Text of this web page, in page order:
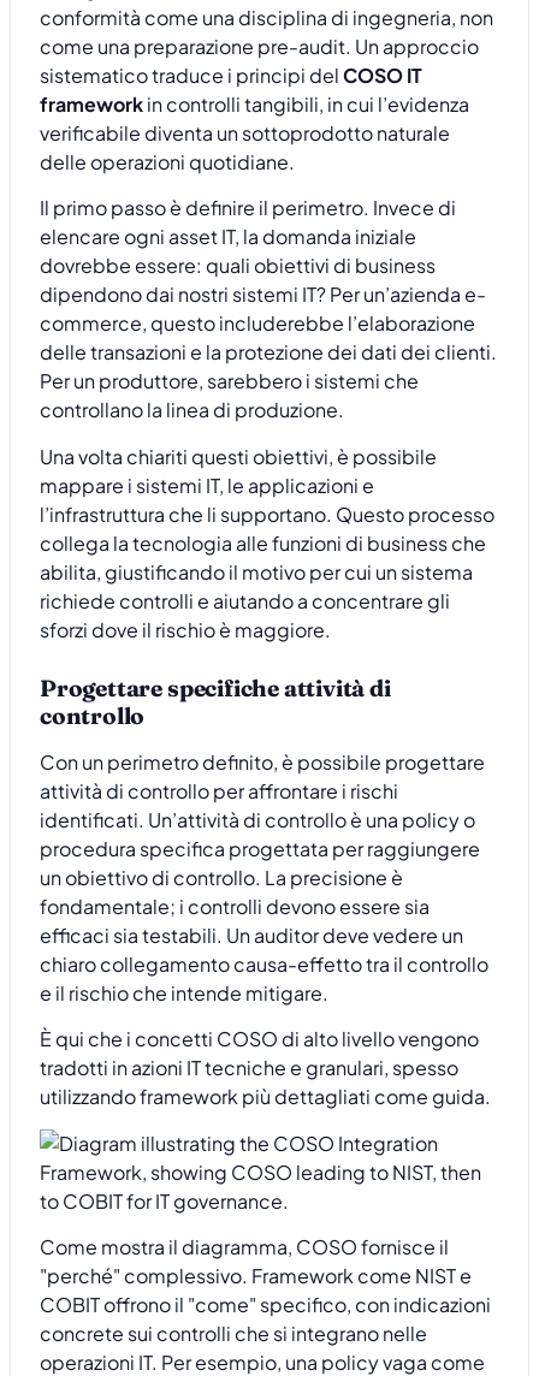
conformità come una disciplina di ingegneria, non
come una preparazione pre-audit. Un approccio
sistematico traduce i principi delCOSO IT
frameworkin controlli tangibili, in cui l’evidenza
verificabile diventa un sottoprodotto naturale
delle operazioni quotidiane.
Il primo passo è definire il perimetro. Invece di
elencare ogni asset IT, la domanda iniziale
dovrebbe essere: quali obiettivi di business
dipendono dai nostri sistemi IT? Per un’azienda e-
commerce, questo includerebbe l’elaborazione
delle transazioni e la protezione dei dati dei clienti.
Per un produttore, sarebbero i sistemi che
controllano la linea di produzione.
Una volta chiariti questi obiettivi, è possibile
mappare i sistemi IT, le applicazioni e
l’infrastruttura che li supportano. Questo processo
collega la tecnologia alle funzioni di business che
abilita, giustificando il motivo per cui un sistema
richiede controlli e aiutando a concentrare gli
sforzi dove il rischio è maggiore.
Progettare specifiche attività di
controllo
Con un perimetro definito, è possibile progettare
attività di controllo per affrontare i rischi
identificati. Un’attività di controllo è una policy o
procedura specifica progettata per raggiungere
un obiettivo di controllo. La precisione è
fondamentale; i controlli devono essere sia
efficaci sia testabili. Un auditor deve vedere un
chiaro collegamento causa-effetto tra il controllo
e il rischio che intende mitigare.
È qui che i concetti COSO di alto livello vengono
tradotti in azioni IT tecniche e granulari, spesso
utilizzando framework più dettagliati come guida.
Come mostra il diagramma, COSO fornisce il
"perché" complessivo. Framework come NIST e
COBIT offrono il "come" specifico, con indicazioni
concrete sui controlli che si integrano nelle
operazioni IT. Per esempio, una policy vaga come